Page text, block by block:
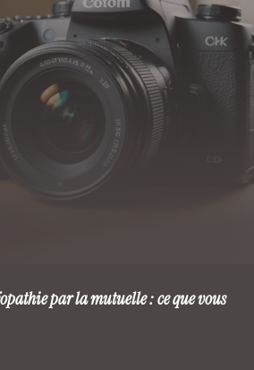
par la mutuelle : ce que vous